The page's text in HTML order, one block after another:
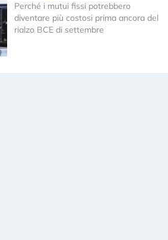
Perché i mutui fissi potrebbero
diventare più costosi prima ancora del
rialzo BCE di settembre